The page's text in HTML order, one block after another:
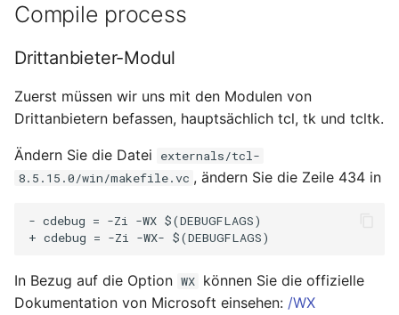
Compile process
Drittanbieter-Modul
Zuerst müssen wir uns mit den Modulen von
Drittanbietern befassen, hauptsächlich tcl, tk und tcltk.
Ändern Sie die Datei
externals/tcl-
8.5.15.0/win/makefile.vc , ändern Sie die Zeile 434 in
- cdebug = -Zi -WX $(DEBUGFLAGS)
In Bezug auf die Option WX können Sie die offizielle
Dokumentation von Microsoft einsehen: /WX